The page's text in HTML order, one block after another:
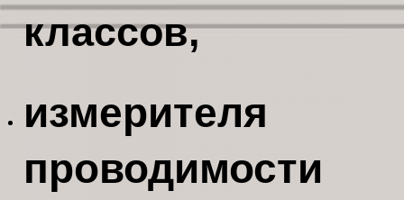
классов,
измерителя
проводимости